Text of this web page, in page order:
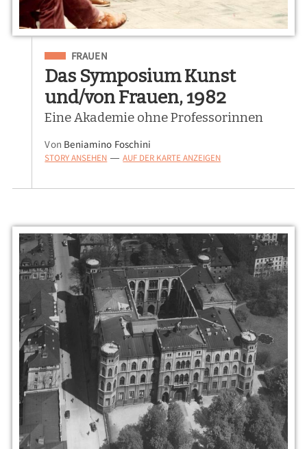
Eingeordnet unter
FRAUEN
Das Symposium Kunst
und/von Frauen, 1982
Eine Akademie ohne Professorinnen
Von Beniamino Foschini
STORY ANSEHEN — AUF DER KARTE ANZEIGEN